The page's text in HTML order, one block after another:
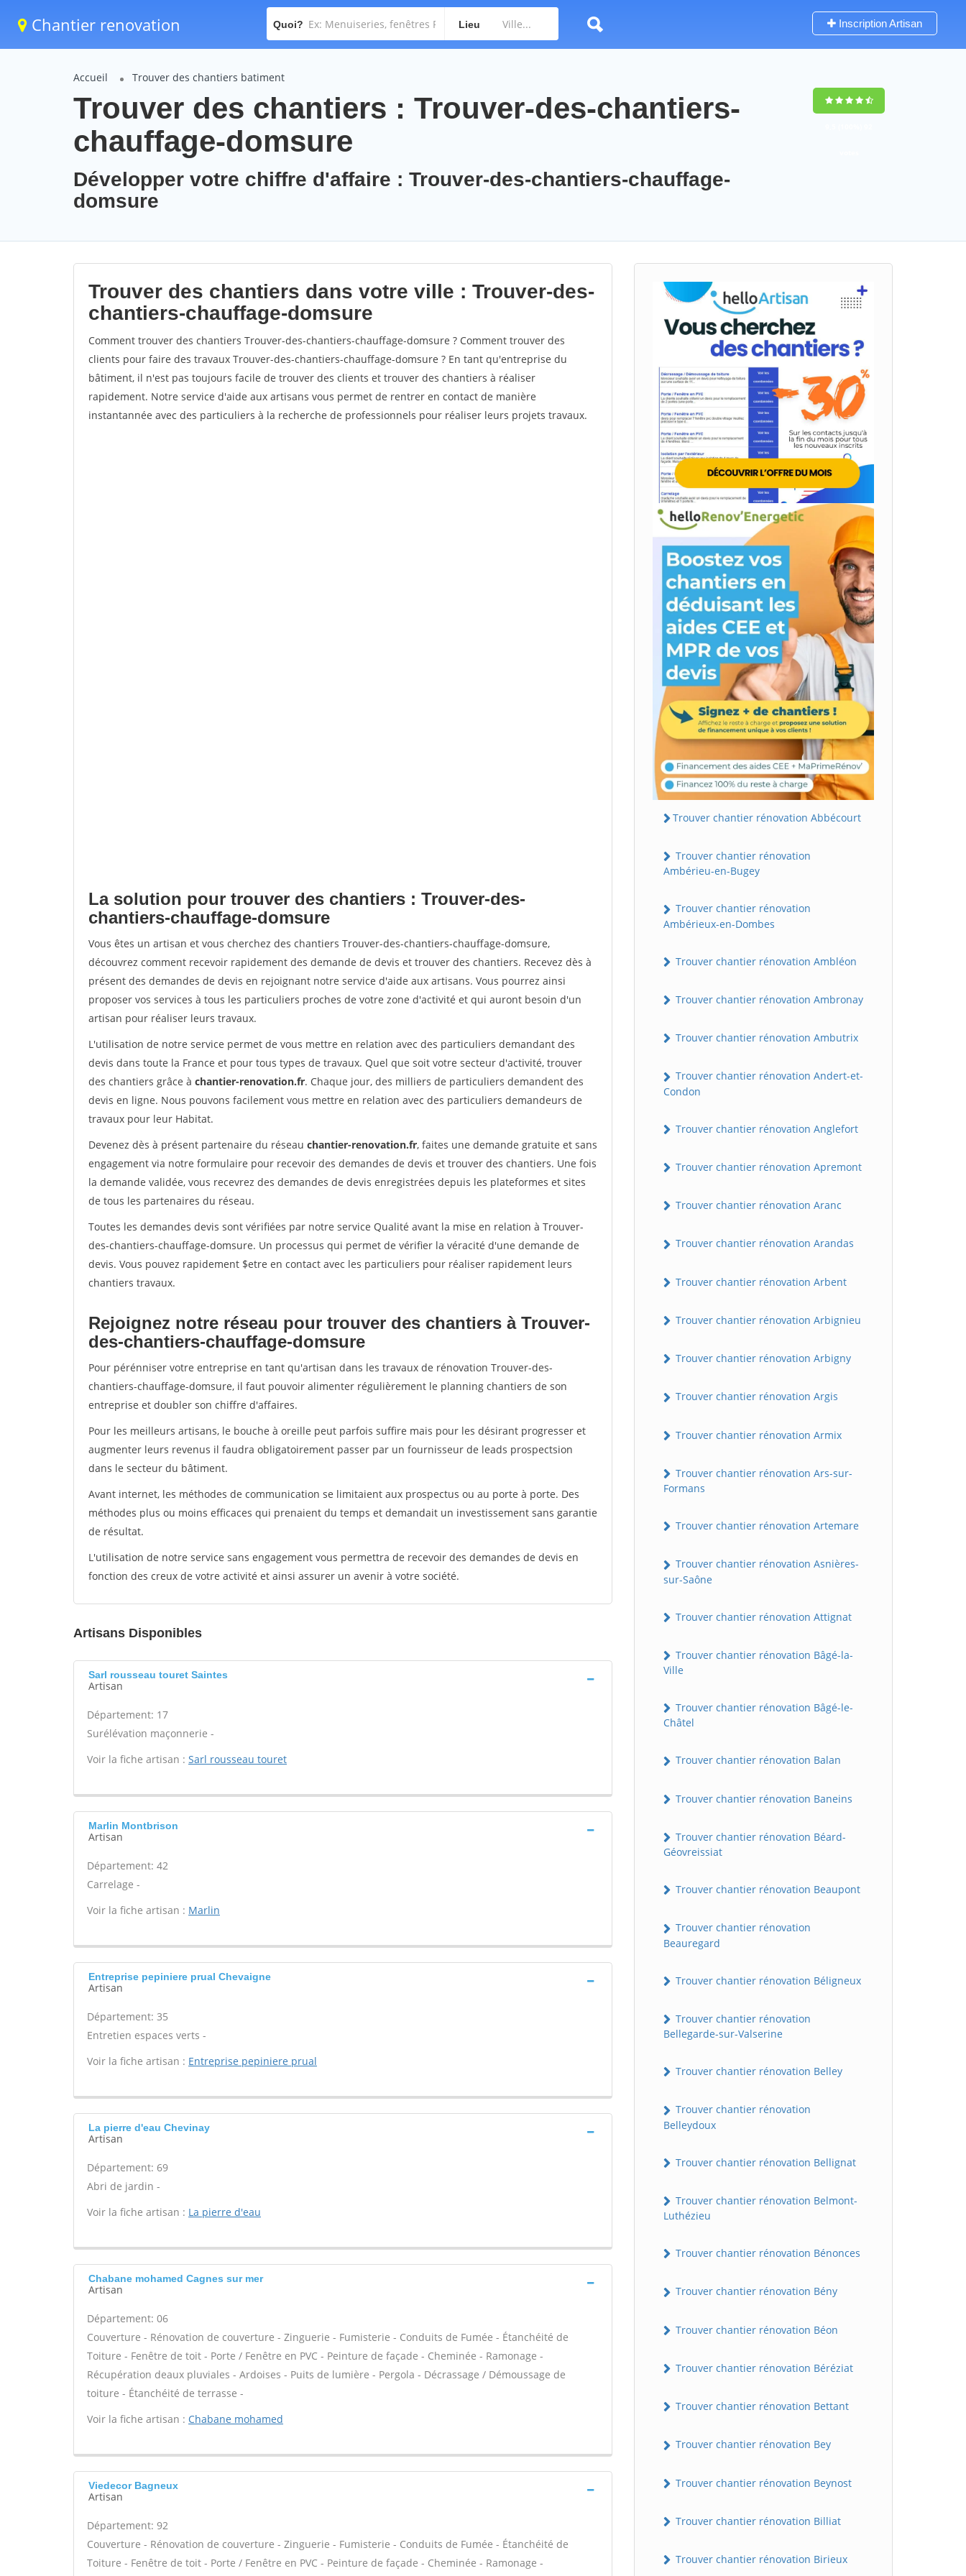
Chantier renovation Quoi? Lieu Inscription Artisan
Accueil Trouver des chantiers batiment
Trouver des chantiers : Trouver-des-chantiers-
chauffage-domsure
Développer votre chiffre d'affaire : Trouver-des-chantiers-chauffage-
domsure
Trouver des chantiers dans votre ville : Trouver-des-
chantiers-chauffage-domsure
Comment trouver des chantiers Trouver-des-chantiers-chauffage-domsure ? Comment trouver des
clients pour faire des travaux Trouver-des-chantiers-chauffage-domsure ? En tant qu'entreprise du
bâtiment, il n'est pas toujours facile de trouver des clients et trouver des chantiers à réaliser
rapidement. Notre service d'aide aux artisans vous permet de rentrer en contact de manière
instantannée avec des particuliers à la recherche de professionnels pour réaliser leurs projets travaux.
La solution pour trouver des chantiers : Trouver-des-
chantiers-chauffage-domsure
Vous êtes un artisan et vous cherchez des chantiers Trouver-des-chantiers-chauffage-domsure,
découvrez comment recevoir rapidement des demande de devis et trouver des chantiers. Recevez dès à
présent des demandes de devis en rejoignant notre service d'aide aux artisans. Vous pourrez ainsi
proposer vos services à tous les particuliers proches de votre zone d'activité et qui auront besoin d'un
artisan pour réaliser leurs travaux.
L'utilisation de notre service permet de vous mettre en relation avec des particuliers demandant des
devis dans toute la France et pour tous types de travaux. Quel que soit votre secteur d'activité, trouver
des chantiers grâce à chantier-renovation.fr. Chaque jour, des milliers de particuliers demandent des
devis en ligne. Nous pouvons facilement vous mettre en relation avec des particuliers demandeurs de
travaux pour leur Habitat.
Devenez dès à présent partenaire du réseau chantier-renovation.fr, faites une demande gratuite et sans
engagement via notre formulaire pour recevoir des demandes de devis et trouver des chantiers. Une fois
la demande validée, vous recevrez des demandes de devis enregistrées depuis les plateformes et sites
de tous les partenaires du réseau.
Toutes les demandes devis sont vérifiées par notre service Qualité avant la mise en relation à Trouver-
des-chantiers-chauffage-domsure. Un processus qui permet de vérifier la véracité d'une demande de
devis. Vous pouvez rapidement $etre en contact avec les particuliers pour réaliser rapidement leurs
chantiers travaux.
Rejoignez notre réseau pour trouver des chantiers à Trouver-
des-chantiers-chauffage-domsure
Pour pérénniser votre entreprise en tant qu'artisan dans les travaux de rénovation Trouver-des-
chantiers-chauffage-domsure, il faut pouvoir alimenter régulièrement le planning chantiers de son
entreprise et doubler son chiffre d'affaires.
Pour les meilleurs artisans, le bouche à oreille peut parfois suffire mais pour les désirant progresser et
augmenter leurs revenus il faudra obligatoirement passer par un fournisseur de leads prospectsion
dans le secteur du bâtiment.
Avant internet, les méthodes de communication se limitaient aux prospectus ou au porte à porte. Des
méthodes plus ou moins efficaces qui prenaient du temps et demandait un investissement sans garantie
de résultat.
L'utilisation de notre service sans engagement vous permettra de recevoir des demandes de devis en
fonction des creux de votre activité et ainsi assurer un avenir à votre société.
Artisans Disponibles
Sarl rousseau touret Saintes
Artisan
Département: 17
Surélévation maçonnerie -
Voir la fiche artisan : Sarl rousseau touret
Marlin Montbrison
Artisan
Département: 42
Carrelage -
Voir la fiche artisan : Marlin
Entreprise pepiniere prual Chevaigne
Artisan
Département: 35
Entretien espaces verts -
Voir la fiche artisan : Entreprise pepiniere prual
La pierre d'eau Chevinay
Artisan
Département: 69
Abri de jardin -
Voir la fiche artisan : La pierre d'eau
Chabane mohamed Cagnes sur mer
Artisan
Département: 06
Couverture - Rénovation de couverture - Zinguerie - Fumisterie - Conduits de Fumée - Étanchéité de
Toiture - Fenêtre de toit - Porte / Fenêtre en PVC - Peinture de façade - Cheminée - Ramonage -
Récupération deaux pluviales - Ardoises - Puits de lumière - Pergola - Décrassage / Démoussage de
toiture - Étanchéité de terrasse -
Voir la fiche artisan : Chabane mohamed
Viedecor Bagneux
Artisan
Département: 92
Couverture - Rénovation de couverture - Zinguerie - Fumisterie - Conduits de Fumée - Étanchéité de
Toiture - Fenêtre de toit - Porte / Fenêtre en PVC - Peinture de façade - Cheminée - Ramonage -
Trouver chantier rénovation Abbécourt
Trouver chantier rénovation
Ambérieu-en-Bugey
Trouver chantier rénovation
Ambérieux-en-Dombes
Trouver chantier rénovation Ambléon
Trouver chantier rénovation Ambronay
Trouver chantier rénovation Ambutrix
Trouver chantier rénovation Andert-et-
Condon
Trouver chantier rénovation Anglefort
Trouver chantier rénovation Apremont
Trouver chantier rénovation Aranc
Trouver chantier rénovation Arandas
Trouver chantier rénovation Arbent
Trouver chantier rénovation Arbignieu
Trouver chantier rénovation Arbigny
Trouver chantier rénovation Argis
Trouver chantier rénovation Armix
Trouver chantier rénovation Ars-sur-
Formans
Trouver chantier rénovation Artemare
Trouver chantier rénovation Asnières-
sur-Saône
Trouver chantier rénovation Attignat
Trouver chantier rénovation Bâgé-la-
Ville
Trouver chantier rénovation Bâgé-le-
Châtel
Trouver chantier rénovation Balan
Trouver chantier rénovation Baneins
Trouver chantier rénovation Béard-
Géovreissiat
Trouver chantier rénovation Beaupont
Trouver chantier rénovation
Beauregard
Trouver chantier rénovation Béligneux
Trouver chantier rénovation
Bellegarde-sur-Valserine
Trouver chantier rénovation Belley
Trouver chantier rénovation
Belleydoux
Trouver chantier rénovation Bellignat
Trouver chantier rénovation Belmont-
Luthézieu
Trouver chantier rénovation Bénonces
Trouver chantier rénovation Bény
Trouver chantier rénovation Béon
Trouver chantier rénovation Béréziat
Trouver chantier rénovation Bettant
Trouver chantier rénovation Bey
Trouver chantier rénovation Beynost
Trouver chantier rénovation Billiat
Trouver chantier rénovation Birieux